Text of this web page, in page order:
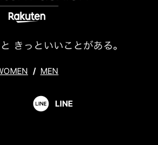
/ MEN
LINE